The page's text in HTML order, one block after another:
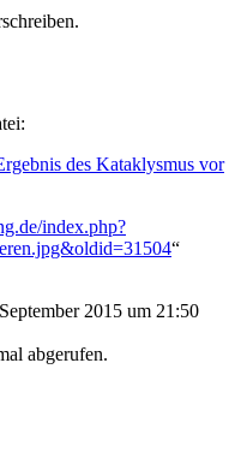
des Kataklysmus vor
index.php?
“
2015 um 21:50
abgerufen.